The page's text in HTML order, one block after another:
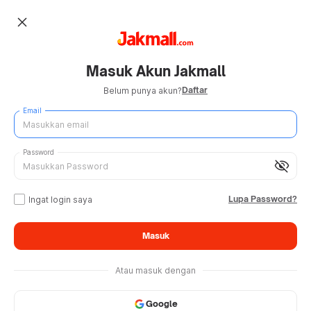
close
Masuk Akun Jakmall
Belum punya akun?Daftar
Email
visibility_off
Password
Ingat login saya Lupa Password?
Masuk
Atau masuk dengan
Google